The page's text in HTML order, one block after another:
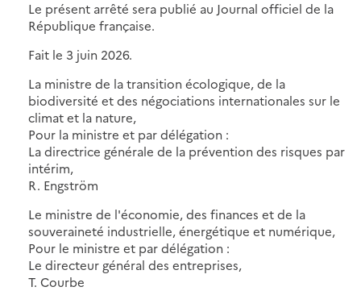
Le présent arrêté sera publié au Journal officiel de la
République française.
Fait le 3 juin 2026.
La ministre de la transition écologique, de la
biodiversité et des négociations internationales sur le
climat et la nature,
Pour la ministre et par délégation :
La directrice générale de la prévention des risques par
intérim,
R. Engström
Le ministre de l'économie, des finances et de la
souveraineté industrielle, énergétique et numérique,
Pour le ministre et par délégation :
Le directeur général des entreprises,
T. Courbe